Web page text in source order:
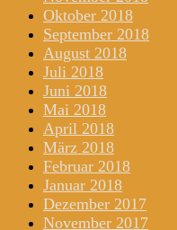
Oktober 2018
September 2018
August 2018
Juli 2018
Juni 2018
Mai 2018
April 2018
März 2018
Februar 2018
Januar 2018
Dezember 2017
November 2017